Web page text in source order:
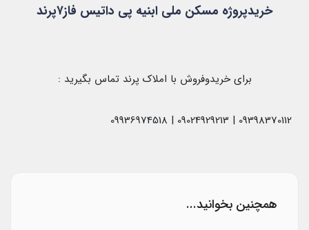
خریدپروژه مسکن ملی ابنیه پی داتیس فاز۷پرند
برای خریدوفروش با املاک پرند تماس بگیرید :
همچنین بخوانید...